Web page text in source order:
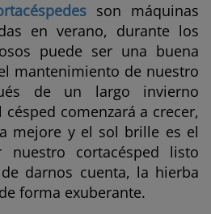
son máquinas
en verano, durante los
puede ser una buena
mantenimiento de nuestro
de un largo invierno
comenzará a crecer,
mejore y el sol brille es el
cortacésped listo
darnos cuenta, la hierba
forma exuberante.